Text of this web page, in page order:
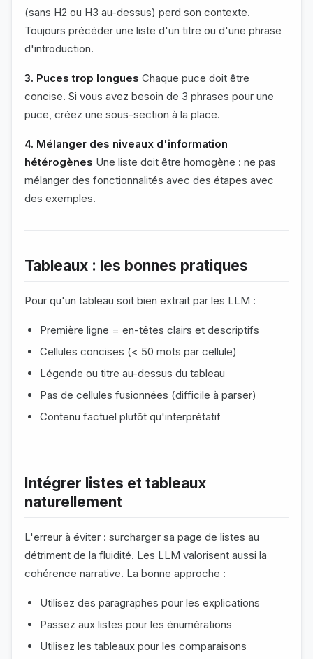
(sans H2 ou H3 au-dessus) perd son contexte.
Toujours précéder une liste d'un titre ou d'une phrase
d'introduction.
3. Puces trop longues Chaque puce doit être
concise. Si vous avez besoin de 3 phrases pour une
puce, créez une sous-section à la place.
4. Mélanger des niveaux d'information
hétérogènes Une liste doit être homogène : ne pas
mélanger des fonctionnalités avec des étapes avec
des exemples.
Tableaux : les bonnes pratiques
Pour qu'un tableau soit bien extrait par les LLM :
Première ligne = en-têtes clairs et descriptifs
Cellules concises (< 50 mots par cellule)
Légende ou titre au-dessus du tableau
Pas de cellules fusionnées (difficile à parser)
Contenu factuel plutôt qu'interprétatif
Intégrer listes et tableaux
naturellement
L'erreur à éviter : surcharger sa page de listes au
détriment de la fluidité. Les LLM valorisent aussi la
cohérence narrative. La bonne approche :
Utilisez des paragraphes pour les explications
Passez aux listes pour les énumérations
Utilisez les tableaux pour les comparaisons